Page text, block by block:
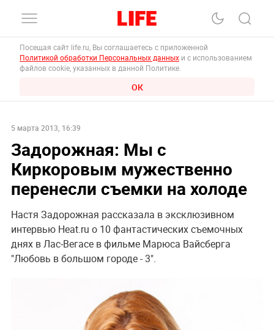
Посещая сайт life.ru, Вы соглашаетесь с приложенной
Политикой обработки Персональных данных и с использованием
файлов cookie, указанных в данной Политике.
ОК
5 марта 2013, 16:39
Задорожная: Мы с
Киркоровым мужественно
перенесли съемки на холоде
Настя Задорожная рассказала в эксклюзивном
интервью Heat.ru о 10 фантастических съемочных
днях в Лас-Вегасе в фильме Марюса Вайсберга
"Любовь в большом городе - 3".